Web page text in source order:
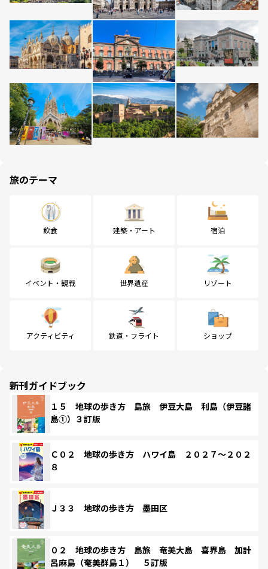
旅のテーマ
飲食 建築・アート 宿泊
イベント・観戦 世界遺産 リゾート
アクティビティ 鉄道・フライト ショップ
新刊ガイドブック
１５ 地球の歩き方 島旅 伊豆大島 利島（伊豆諸
島①）３訂版
Ｃ０２ 地球の歩き方 ハワイ島 ２０２７～２０２
８
Ｊ３３ 地球の歩き方 墨田区
０２ 地球の歩き方 島旅 奄美大島 喜界島 加計
呂麻島（奄美群島１） ５訂版